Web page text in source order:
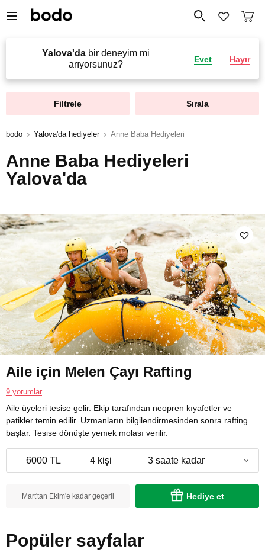
Yalova'dabir deneyim mi
arıyorsunuz?
Evet Hayır
Filtrele Sırala
bodo Yalova'da hediyeler Anne Baba Hediyeleri
Anne Baba Hediyeleri
Yalova'da
Aile için Melen Çayı Rafting
9 yorumlar
Aile üyeleri tesise gelir. Ekip tarafından neopren kıyafetler ve
patikler temin edilir. Uzmanların bilgilendirmesinden sonra rafting
başlar. Tesise dönüşte yemek molası verilir.
6000 TL 4 kişi 3 saate kadar
Mart'tan Ekim'e kadar geçerli Hediye et
Popüler sayfalar